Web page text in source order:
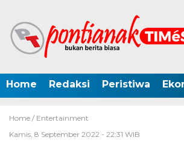
Home Redaksi Peristiwa
Home / Entertainment
Kamis, 8 September 2022 - 22:31 WIB